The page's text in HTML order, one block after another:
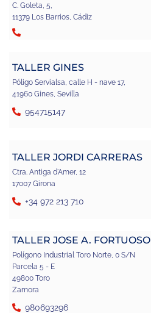
C. Goleta, 5,
11379 Los Barrios, Cádiz
TALLER GINES
Póligo Servialsa, calle H - nave 17,
41960 Gines, Sevilla
954715147
TALLER JORDI CARRERAS
Ctra. Antiga d'Amer, 12
17007 Girona
+34 972 213 710
TALLER JOSE A. FORTUOSO
Polígono Industrial Toro Norte, 0 S/N
Parcela 5 - E
49800 Toro
Zamora
980693296